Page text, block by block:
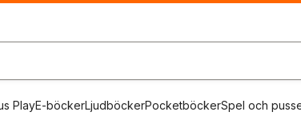
PlayE-böckerLjudböckerPocketböckerSpel och